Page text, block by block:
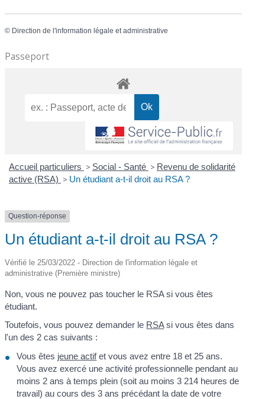
© Direction de l'information légale et administrative
Passeport
Accueil particuliers > Social - Santé > Revenu de solidarité
active (RSA) > Un étudiant a-t-il droit au RSA ?
Question-réponse
Un étudiant a-t-il droit au RSA ?
Vérifié le 25/03/2022 - Direction de l'information légale et
administrative (Première ministre)
Non, vous ne pouvez pas toucher le RSA si vous êtes
étudiant.
Toutefois, vous pouvez demander le RSAsi vous êtes dans
l'un des 2 cas suivants :
Vous êtes jeune actifet vous avez entre 18 et 25 ans.
Vous avez exercé une activité professionnelle pendant au
moins 2 ans à temps plein (soit au moins 3 214 heures de
travail) au cours des 3 ans précédant la date de votre